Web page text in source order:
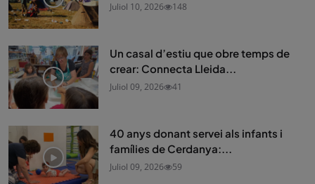
Juliol 10, 2026 148
Un casal d’estiu que obre temps de
crear: Connecta Lleida...
Juliol 09, 2026 41
40 anys donant servei als infants i
famílies de Cerdanya:...
Juliol 09, 2026 59